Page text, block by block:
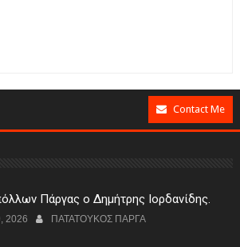
Contact Me
Πάργας ο Δημήτρης Ιορδανίδης.
2026 ΠΑΤΑΤΟΥΚΟΣ ΠΑΡΓΑ